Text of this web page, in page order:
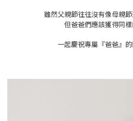
雖然父親節往往沒有像母親
但爸爸們應該獲得同
一起慶祝專屬『爸爸』的